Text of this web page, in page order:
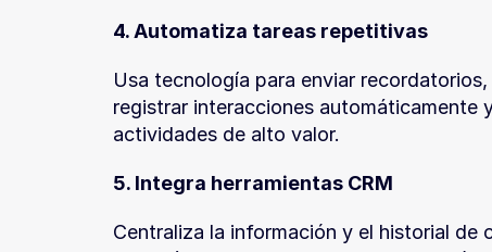
4. Automatiza tareas repetitivas
Usa tecnología para enviar
registrar interacciones automáticamente
actividades de alto valor.
5. Integra herramientas CRM
Centraliza la información y el historial de